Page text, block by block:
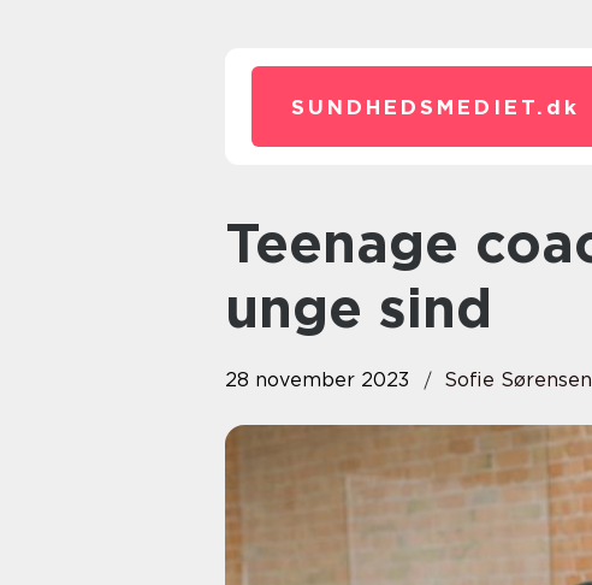
SUNDHEDSMEDIET. dk
Teenage coach: Vejledning af
unge sind
28 november 2023 Sofie Sørensen